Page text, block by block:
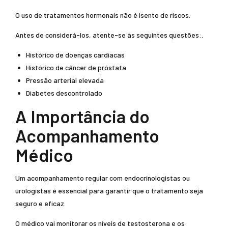
O uso de tratamentos hormonais não é isento de riscos.
Antes de considerá-los, atente-se às seguintes questões:.
Histórico de doenças cardíacas
Histórico de câncer de próstata
Pressão arterial elevada
Diabetes descontrolado
A Importância do
Acompanhamento
Médico
Um acompanhamento regular com endocrinologistas ou
urologistas é essencial para garantir que o tratamento seja
seguro e eficaz.
O médico vai monitorar os níveis de testosterona e os